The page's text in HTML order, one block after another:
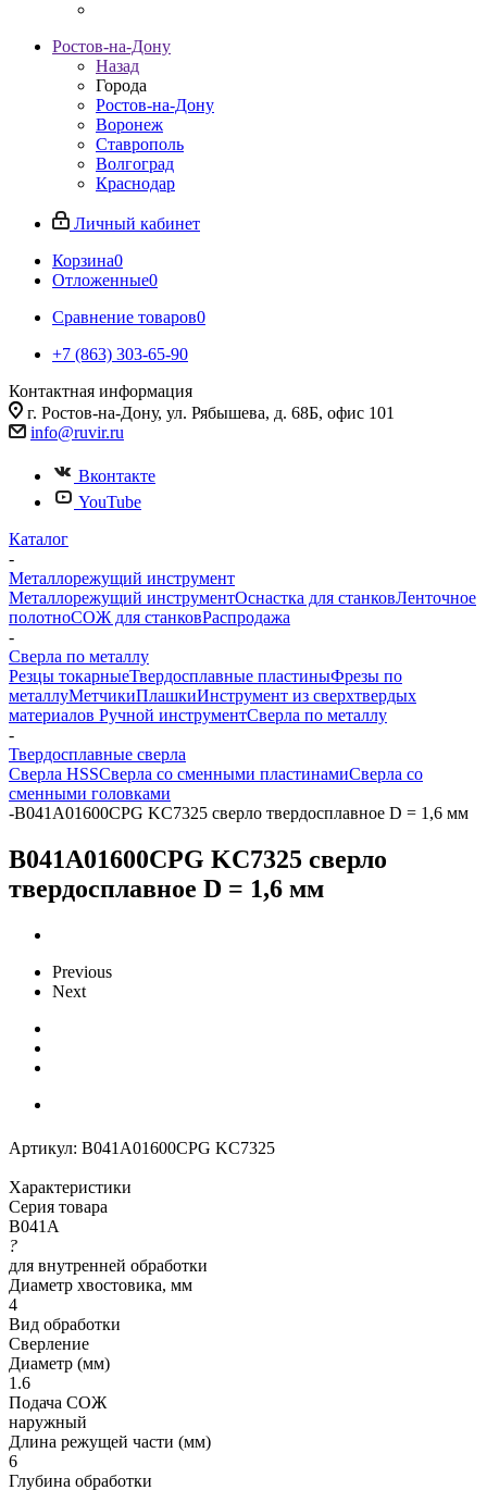
Ростов-на-Дону
Назад
Города
Ростов-на-Дону
Воронеж
Ставрополь
Волгоград
Краснодар
Личный кабинет
Корзина0
Отложенные0
Сравнение товаров0
+7 (863) 303-65-90
Контактная информация
г. Ростов-на-Дону, ул. Рябышева, д. 68Б, офис 101
info@ruvir.ru
Вконтакте
YouTube
Каталог
-
Металлорежущий инструмент
Металлорежущий инструментОснастка для станковЛенточное
полотноСОЖ для станковРаспродажа
-
Сверла по металлу
Резцы токарныеТвердосплавные пластиныФрезы по
металлуМетчикиПлашкиИнструмент из сверхтвердых
материалов Ручной инструментСверла по металлу
-
Твердосплавные сверла
Сверла HSSСверла со сменными пластинамиСверла со
сменными головками
-B041A01600CPG KC7325 сверло твердосплавное D = 1,6 мм
B041A01600CPG KC7325 сверло
твердосплавное D = 1,6 мм
Previous
Next
Артикул: B041A01600CPG KC7325
Характеристики
Серия товара
B041A
?
для внутренней обработки
Диаметр хвостовика, мм
4
Вид обработки
Сверление
Диаметр (мм)
1.6
Подача СОЖ
наружный
Длина режущей части (мм)
6
Глубина обработки